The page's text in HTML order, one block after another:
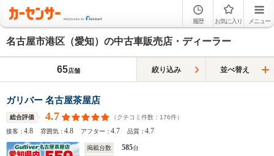
履歴 お気に入り メニュー
名古屋市港区（愛知）の中古車販売店・ディーラー
65店舗 絞り込み 並べ替え
ガリバー 名古屋茶屋店
総合評価 4.7 （クチコミ件数： 176件）
接客：4.8 雰囲気：4.8 アフター：4.7 品質：4.7
掲載台数 585台